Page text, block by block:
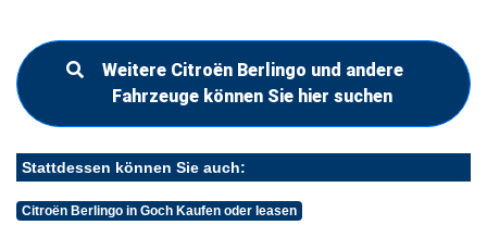
Weitere Citroën Berlingo und andere
Fahrzeuge können Sie hier suchen
Stattdessen können Sie auch:
Citroën Berlingo in Goch Kaufen oder leasen